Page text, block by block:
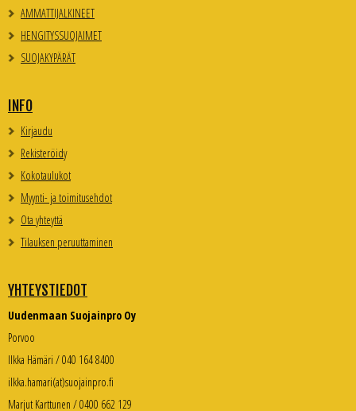
AMMATTIJALKINEET
HENGITYSSUOJAIMET
SUOJAKYPÄRÄT
INFO
Kirjaudu
Rekisteröidy
Kokotaulukot
Myynti- ja toimitusehdot
Ota yhteyttä
Tilauksen peruuttaminen
YHTEYSTIEDOT
Uudenmaan Suojainpro Oy
Porvoo
Ilkka Hämäri / 040 164 8400
ilkka.hamari(at)suojainpro.fi
Marjut Karttunen / 0400 662 129